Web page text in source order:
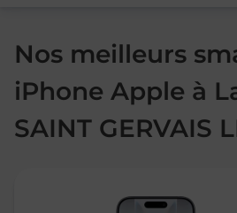
Nos meilleurs
iPhone Apple à
SAINT GERVAIS